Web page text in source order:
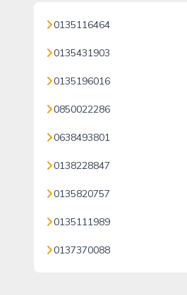
0135116464
0135431903
0135196016
0850022286
0638493801
0138228847
0135820757
0135111989
0137370088